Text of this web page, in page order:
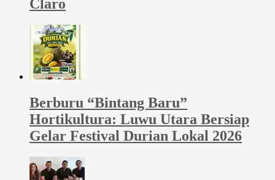
Claro
Berburu “Bintang Baru”
Hortikultura: Luwu Utara Bersiap
Gelar Festival Durian Lokal 2026